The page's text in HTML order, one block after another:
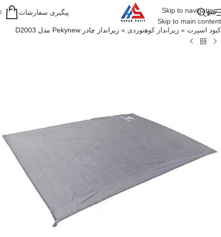
Skip to navigation
Skip to main content
منو پیگیری سفارشات
کبود اسپرت » زیرانداز کوهنوردی » زیرانداز چادر Pekynew مدل D2003